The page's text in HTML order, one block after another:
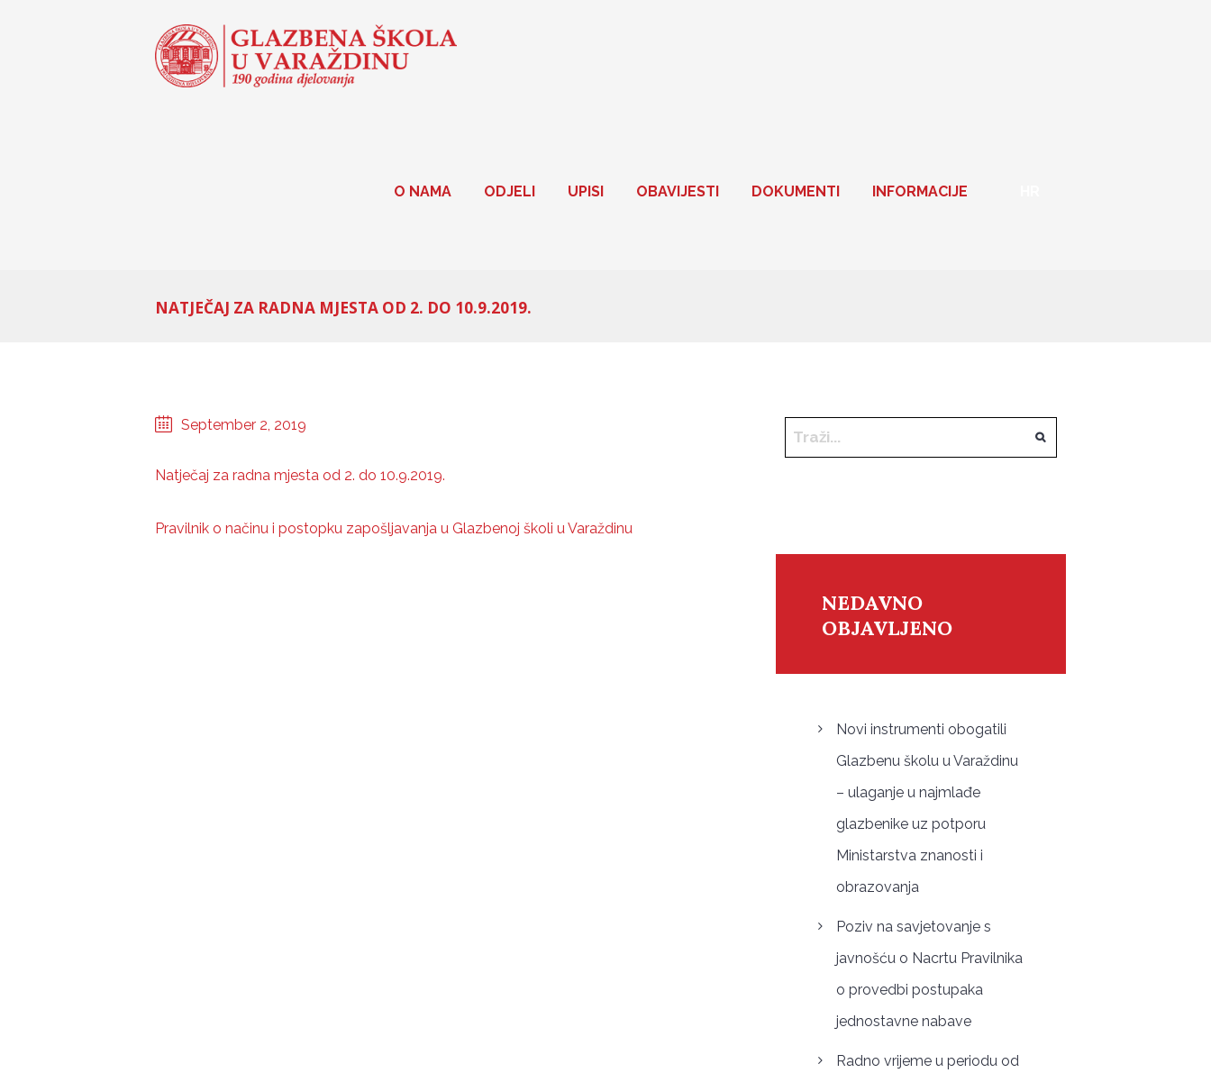
O NAMA ODJELI UPISI OBAVIJESTI DOKUMENTI INFORMACIJE
NATJEČAJ ZA RADNA MJESTA OD 2. DO 10.9.2019.
September 2, 2019
Natječaj za radna mjesta od 2. do 10.9.2019.
Pravilnik o načinu i postopku zapošljavanja u Glazbenoj školi u Varaždinu
NEDAVNO
OBJAVLJENO
Novi instrumenti obogatili
Glazbenu školu u Varaždinu
– ulaganje u najmlađe
glazbenike uz potporu
Ministarstva znanosti i
obrazovanja
Poziv na savjetovanje s
javnošću o Nacrtu Pravilnika
o provedbi postupaka
jednostavne nabave
Radno vrijeme u periodu od